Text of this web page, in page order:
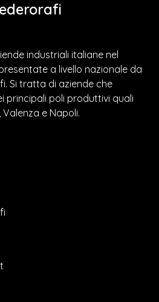
industriali italiane nel
a livello nazionale da
Si tratta di aziende che
principali poli produttivi quali
Valenza e Napoli.